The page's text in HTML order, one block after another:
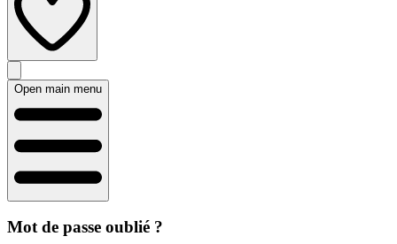
Open main menu
Mot de passe oublié ?